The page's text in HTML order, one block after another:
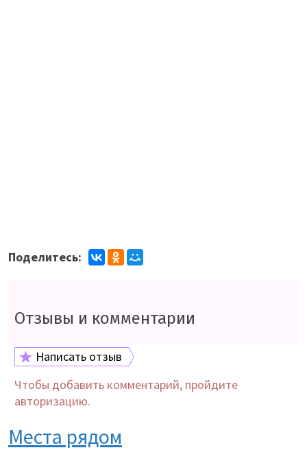
Поделитесь:
Отзывы и комментарии
Написать отзыв
Чтобы добавить комментарий, пройдите
авторизацию.
Места рядом